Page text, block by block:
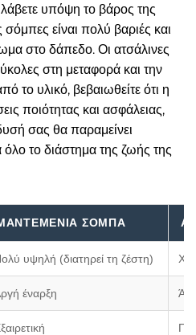
υπόψη το βάρος της
σόμπες είναι πολύ βαριές και
στο δάπεδο. Οι ατσάλινες
στη μεταφορά και την
το υλικό, βεβαιωθείτε ότι η
ποιότητας και ασφάλειας,
σας θα παραμείνει
το διάστημα της ζωής της
ΣΌΜΠΑ
υψηλή (διατηρεί τη ζέστη)
έναρξη